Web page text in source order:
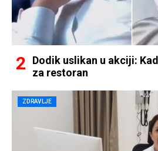
Dodik uslikan u akciji:
za restoran
ZDRAVLJE